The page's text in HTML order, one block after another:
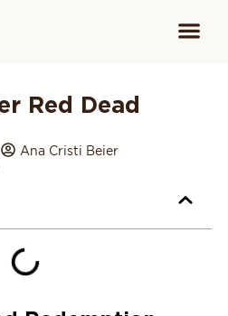
Red Dead
Ana Cristi Beier